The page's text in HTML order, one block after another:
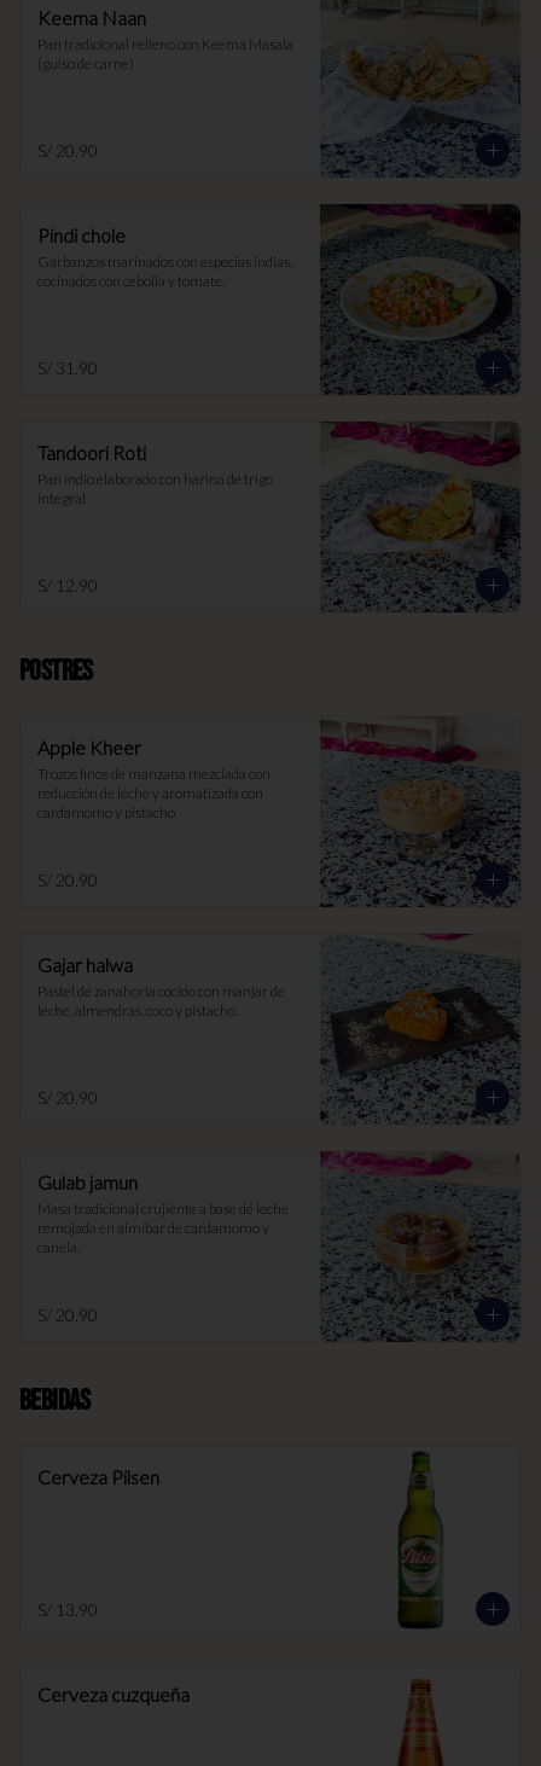
Keema Naan
Pan tradicional relleno con Keema Masala
(guiso de carne)
S/ 20.90
Pindi chole
Garbanzos marinados con especias indias,
cocinados con cebolla y tomate.
S/ 31.90
Tandoori Roti
Pan indio elaborado con harina de trigo
integral
S/ 12.90
Postres
Apple Kheer
Trozos finos de manzana mezclada con
reducción de leche y aromatizada con
cardamomo y pistacho.
S/ 20.90
Gajar halwa
Pastel de zanahoria cocido con manjar de
leche, almendras, coco y pistacho.
S/ 20.90
Gulab jamun
Masa tradicional crujiente a base de leche
remojada en almíbar de cardamomo y
canela.
S/ 20.90
Bebidas
Cerveza Pilsen
S/ 13.90
Cerveza cuzqueña